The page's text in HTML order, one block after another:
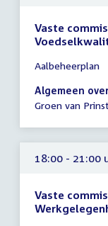
Vaste
vergadering
17:30
-
uur
Aalbeheerplan
Algemeen
Groen van
18:00 - 21:00
Vaste